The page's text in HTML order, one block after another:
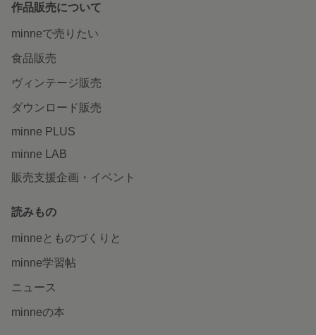
作品販売について
minneで売りたい
食品販売
ヴィンテージ販売
ダウンロード販売
minne PLUS
minne LAB
販売支援企画・イベント
読みもの
minneとものづくりと
minne学習帖
ニュース
minneの本